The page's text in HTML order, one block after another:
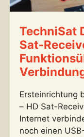
TechniSat
Sat-
Ersteinrichtung
– HD Sat-
Internet
noch einen